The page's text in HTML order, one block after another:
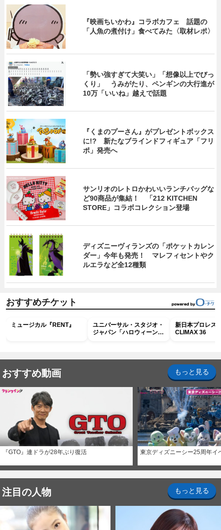
『映画ちいかわ』コラボカフェ 話題の
「人魚の煮付け」食べてみた〈取材レポ〉
「勢い強すぎて大笑い」「想像以上でびっ
くり」 うみがたり、ペンギンの大行進が
10万「いいね」越えで話題
『くまのプーさん』がプレゼントボックス
に!? 新たなブラインドフィギュア「フリ
ポ」発売へ
サンリオのレトロかわいいランチバッグな
ど90商品が集結！ 「212 KITCHEN
STORE」コラボコレクション登場
ディズニーヴィランズの「ポケットカレン
ダー」今年も発売！ マレフィセントやク
ルエラなど全12種類
おすすめチケット
ミュージカル『RENT』
ユニバーサル・スタジオ・
ジャパン「ハロウィーン・
新日本プロレス
CLIMAX 36
おすすめ動画 もっと見る
『GTO』連ドラが28年ぶり復活 東京ディズニーシー25周年イ
注目の人物 もっと見る